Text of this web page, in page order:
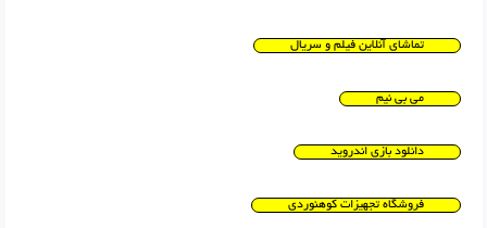
تماشای آنلاین فیلم و سریال
می بی نیم
دانلود بازی اندروید
فروشگاه تجهیزات کوهنوردی